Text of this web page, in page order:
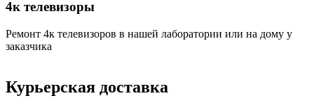
4к телевизоры
Ремонт 4к телевизоров в нашей лаборатории или на дому у
заказчика
Курьерская доставка